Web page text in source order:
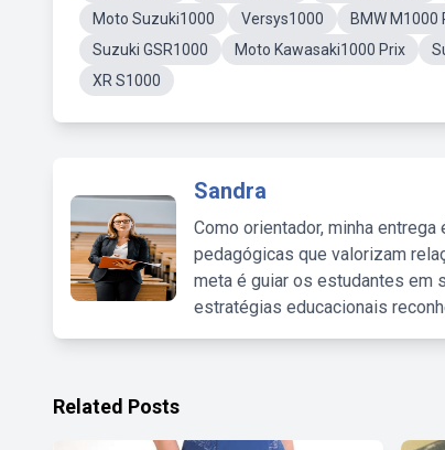
Moto Suzuki1000
Versys1000 BMW M1000
Suzuki GSR1000
Moto Kawasaki1000 Prix
XR S1000
Sandra
Como orientador, minha
pedagógicas que valorizam
meta é guiar os estudantes em
estratégias educacionais
Related Posts